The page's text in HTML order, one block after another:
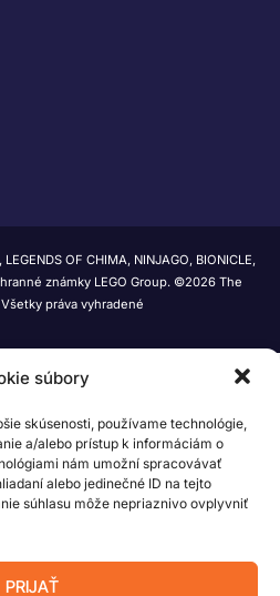
súbory
skúsenosti, používame technológie,
a/alebo prístup k informáciám o
nám umožní spracovávať
alebo jedinečné ID na tejto
súhlasu môže nepriaznivo ovplyvniť
PRIJAŤ
OF CHIMA, NINJAGO, BIONICLE,
známky LEGO Group. ©2026 The
Všetky práva vyhradené